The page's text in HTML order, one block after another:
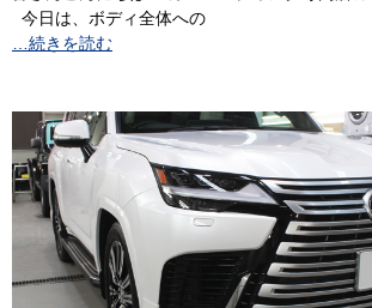
今日は、ボディ全体への
…続きを読む